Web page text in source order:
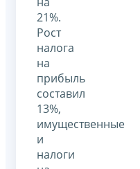
21%.
Рост
налога
на
прибыль
составил
13%,
имущественные
и
налоги